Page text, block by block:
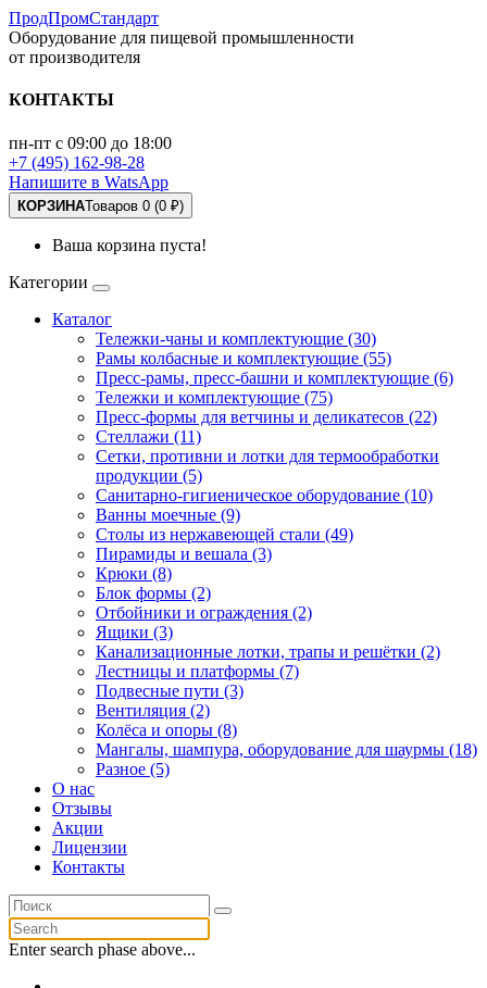
ПродПромСтандарт
Оборудование для пищевой промышленности
от производителя
КОНТАКТЫ
пн-пт с 09:00 до 18:00
+7 (495) 162-98-28
Напишите в WatsApp
КОРЗИНАТоваров 0 (0 ₽)
Ваша корзина пуста!
Категории
Каталог
Тележки-чаны и комплектующие (30)
Рамы колбасные и комплектующие (55)
Пресс-рамы, пресс-башни и комплектующие (6)
Тележки и комплектующие (75)
Пресс-формы для ветчины и деликатесов (22)
Стеллажи (11)
Сетки, противни и лотки для термообработки
продукции (5)
Санитарно-гигиеническое оборудование (10)
Ванны моечные (9)
Столы из нержавеющей стали (49)
Пирамиды и вешала (3)
Крюки (8)
Блок формы (2)
Отбойники и ограждения (2)
Ящики (3)
Канализационные лотки, трапы и решётки (2)
Лестницы и платформы (7)
Подвесные пути (3)
Вентиляция (2)
Колёса и опоры (8)
Мангалы, шампура, оборудование для шаурмы (18)
Разное (5)
О нас
Отзывы
Акции
Лицензии
Контакты
Enter search phase above...